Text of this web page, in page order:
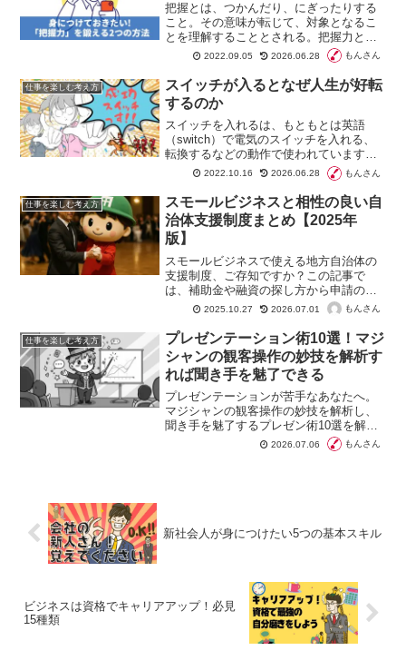
把握とは、つかんだり、にぎったりする
こと。その意味が転じて、対象となるこ
とを理解することとされる。把握力と
は、物事を理解する力（スキル）のこと
となる。「把握力」を鍛えるには、主に
２つの方法がある。まず、自分を把握す
ること。次に対象となる相手を把握する
ことだ。
2022.09.05 2026.06.28 もんさん
仕事を楽しむ考え方
スイッチが入るとなぜ人生が好転
するのか
スイッチを入れるは、もともとは英語
（switch）で電気のスイッチを入れる、
転換するなどの動作で使われています。
考えや方法などを切り替えるという意味
から、感情や物の捉え方に変化が生じた
瞬間の人の様子や自分の気持ちを「スイ
ッチが入った」と表すことがあります。
やる気スイッチ、仕事スイッチなどの言
い方があります。
2022.10.16 2026.06.28 もんさん
仕事を楽しむ考え方
スモールビジネスと相性の良い自
治体支援制度まとめ【2025年
版】
スモールビジネスで使える地方自治体の
支援制度、ご存知ですか？この記事で
は、補助金や融資の探し方から申請のコ
ツまでを網羅的に解説。あなたの事業に
ぴったりの制度を見つけ、資金面の不安
を解消するヒントが満載です。
2025.10.27 2026.07.01 もんさん
仕事を楽しむ考え方
プレゼンテーション術10選！マジ
シャンの観客操作の妙技を解析す
れば聞き手を魅了できる
プレゼンテーションが苦手なあなたへ。
マジシャンの観客操作の妙技を解析し、
聞き手を魅了するプレゼン術10選を解説
します。今日から使える実践テクニック
で、あなたのプレゼンを「情報伝達」か
2026.07.06 もんさん
新社会人が身につけたい5つの基本スキル
ビジネスは資格でキャリアアップ！必見
15種類